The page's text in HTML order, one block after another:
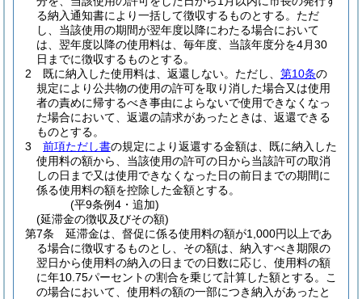
る納入通知書により一括して徴収するものとする。 ただ
し、当該使用の期間が翌年度以降にわたる場合において
は、翌年度以降の使用料は、毎年度、当該年度分を4月30
日までに徴収するものとする。
2
既に納入した使用料は、返還しない。 ただし、 第10条の
規定により公共物の使用の許可を取り消した場合又は使用
者の責めに帰するべき事由によらないで使用できなくなっ
た場合において、返還の請求があったときは、返還できる
ものとする。
3
前項ただし書の規定により返還する金額は、既に納入した
使用料の額から、当該使用の許可の日から当該許可の取消
しの日まで又は使用できなくなった日の前日までの期間に
係る使用料の額を控除した金額とする。
(平9条例4・追加)
(延滞金の徴収及びその額)
第7条
延滞金は、督促に係る使用料の額が1,000円以上であ
る場合に徴収するものとし、その額は、納入すべき期限の
翌日から使用料の納入の日までの日数に応じ、使用料の額
に年10.75パーセントの割合を乗じて計算した額とする。
こ
の場合において、使用料の額の一部につき納入があったと